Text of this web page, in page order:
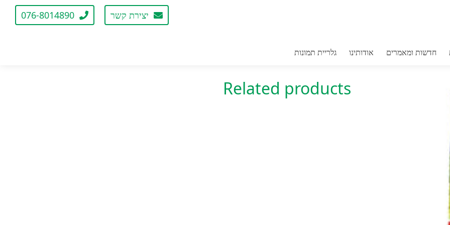
076-8014890 יצירת קשר
חדשות ומאמרים אודותינו גלריית תמונות
מלתיון להדברת מזיקים
Category:
Related products